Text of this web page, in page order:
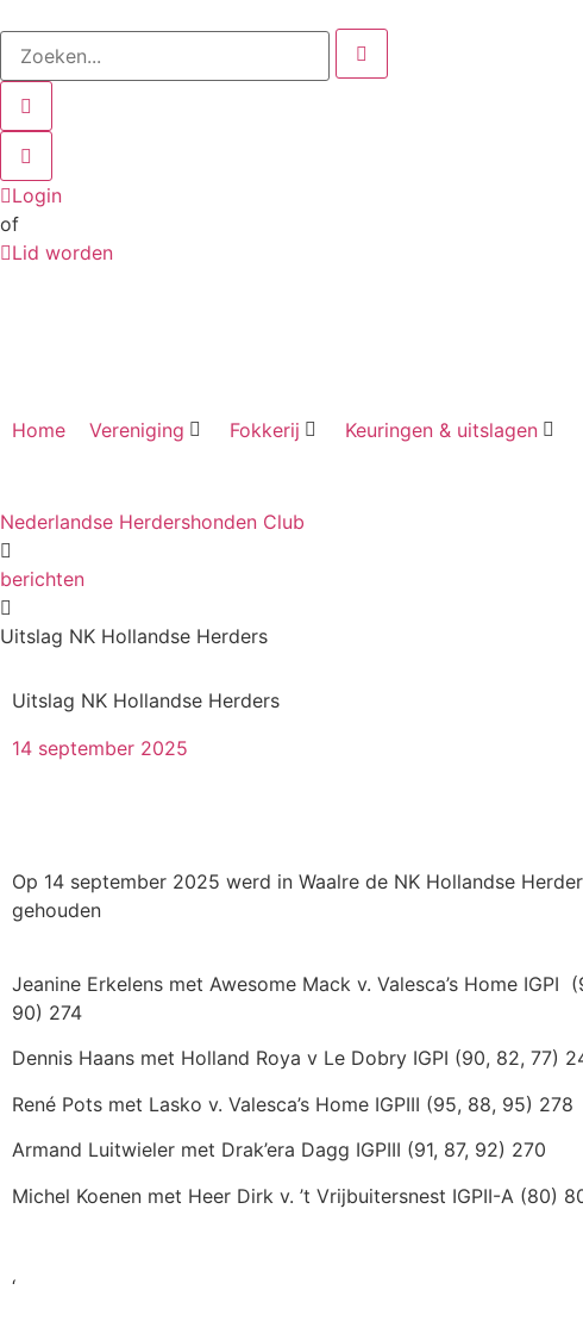
Login
of
Lid worden
Home Vereniging Fokkerij Keuringen & uitslagen
Nederlandse Herdershonden Club
berichten
Uitslag NK Hollandse Herders
Uitslag NK Hollandse Herders
14 september 2025
Op 14 september 2025 werd in Waalre de NK Hollandse
gehouden
Jeanine Erkelens met Awesome Mack v. Valesca’s Home IGPI
90) 274
Dennis Haans met Holland Roya v Le Dobry IGPI (90, 82, 77)
René Pots met Lasko v. Valesca’s Home IGPIII (95, 88, 95) 278
Armand Luitwieler met Drak’era Dagg IGPIII (91, 87, 92) 270
Michel Koenen met Heer Dirk v. ’t Vrijbuitersnest IGPII-A (80)
‘